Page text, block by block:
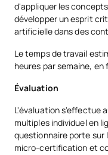
d'appliquer les
développer un esprit
artificielle dans des
Le temps de travail
heures par semaine,
Évaluation
L'évaluation s'effectue
multiples individuel en
questionnaire porte sur
micro-certification et